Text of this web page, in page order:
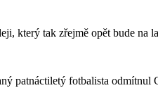
který tak zřejmě opět bude na
patnáctiletý fotbalista